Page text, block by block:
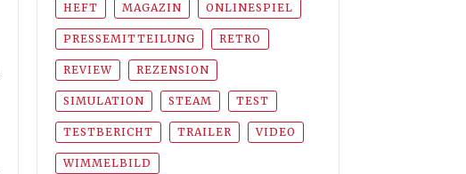
HEFT MAGAZIN ONLINESPIEL
PRESSEMITTEILUNG RETRO
REVIEW REZENSION
SIMULATION STEAM TEST
TESTBERICHT TRAILER VIDEO
WIMMELBILD